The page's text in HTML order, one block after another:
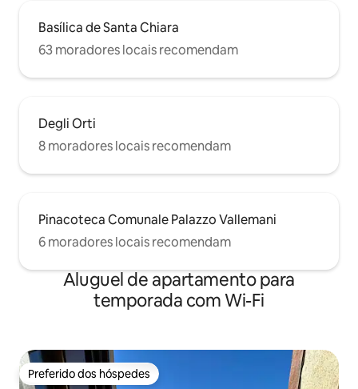
Basílica de Santa Chiara
63 moradores locais recomendam
Degli Orti
8 moradores locais recomendam
Pinacoteca Comunale Palazzo Vallemani
6 moradores locais recomendam
Aluguel de apartamento para
temporada com Wi-Fi
Preferido dos hóspedes
Preferido dos hóspedes